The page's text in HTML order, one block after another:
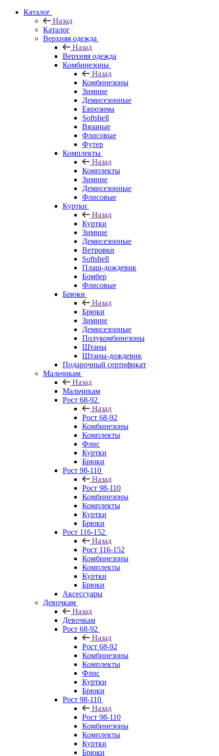
Каталог
Назад
Каталог
Верхняя одежда
Назад
Верхняя одежда
Комбинезоны
Назад
Комбинезоны
Зимние
Демисезонные
Еврозима
Softshell
Вязаные
Флисовые
Футер
Комплекты
Назад
Комплекты
Зимние
Демисезонные
Флисовые
Куртки
Назад
Куртки
Зимние
Демисезонные
Ветровки
Softshell
Плащ-дождевик
Бомбер
Флисовые
Брюки
Назад
Брюки
Зимние
Демисезонные
Полукомбинезоны
Штаны
Штаны-дождевик
Подарочный сертификат
Мальчикам
Назад
Мальчикам
Рост 68-92
Назад
Рост 68-92
Комбинезоны
Комплекты
Флис
Куртки
Брюки
Рост 98-110
Назад
Рост 98-110
Комбинезоны
Комплекты
Куртки
Брюки
Рост 116-152
Назад
Рост 116-152
Комбинезоны
Комплекты
Куртки
Брюки
Аксессуары
Девочкам
Назад
Девочкам
Рост 68-92
Назад
Рост 68-92
Комбинезоны
Комплекты
Флис
Куртки
Брюки
Рост 98-110
Назад
Рост 98-110
Комбинезоны
Комплекты
Куртки
Брюки